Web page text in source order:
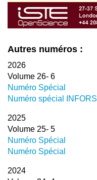
Autres numéros :
2026
Volume 26- 6
Numéro Spécial
Numéro spécial
2025
Volume 25- 5
Numéro Spécial
Numéro Spécial
2024